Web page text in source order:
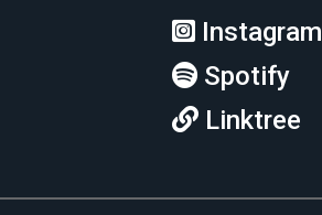
Instagram
Spotify
Linktree